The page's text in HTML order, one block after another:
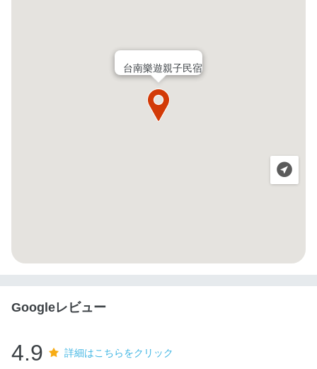
台南樂遊親子民宿
Googleレビュー
4.9 詳細はこちらをクリック